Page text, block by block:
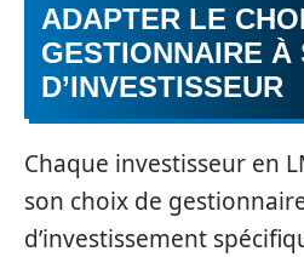
ADAPTER LE
GESTIONNAIRE À
D’INVESTISSEUR
Chaque investisseur en
son choix de
d’investissement